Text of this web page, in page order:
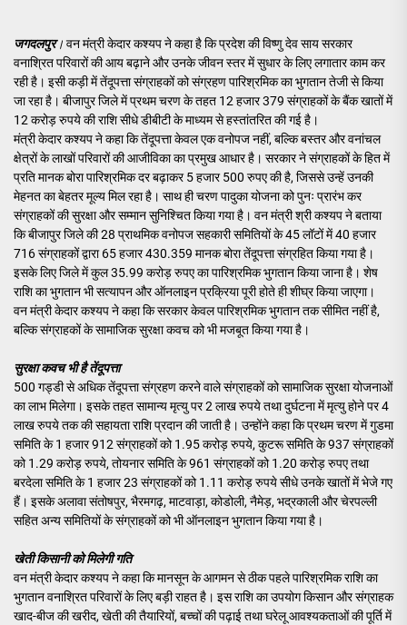
जगदलपुर। वन मंत्री केदार कश्यप ने कहा है कि प्रदेश की विष्णु देव साय सरकार
वनाश्रित परिवारों की आय बढ़ाने और उनके जीवन स्तर में सुधार के लिए लगातार काम कर
रही है। इसी कड़ी में तेंदूपत्ता संग्राहकों को संग्रहण पारिश्रमिक का भुगतान तेजी से किया
जा रहा है। बीजापुर जिले में प्रथम चरण के तहत 12 हजार 379 संग्राहकों के बैंक खातों में
12 करोड़ रुपये की राशि सीधे डीबीटी के माध्यम से हस्तांतरित की गई है।
मंत्री केदार कश्यप ने कहा कि तेंदूपत्ता केवल एक वनोपज नहीं, बल्कि बस्तर और वनांचल
क्षेत्रों के लाखों परिवारों की आजीविका का प्रमुख आधार है। सरकार ने संग्राहकों के हित में
प्रति मानक बोरा पारिश्रमिक दर बढ़ाकर 5 हजार 500 रुपए की है, जिससे उन्हें उनकी
मेहनत का बेहतर मूल्य मिल रहा है। साथ ही चरण पादुका योजना को पुनः प्रारंभ कर
संग्राहकों की सुरक्षा और सम्मान सुनिश्चित किया गया है। वन मंत्री श्री कश्यप ने बताया
कि बीजापुर जिले की 28 प्राथमिक वनोपज सहकारी समितियों के 45 लॉटों में 40 हजार
716 संग्राहकों द्वारा 65 हजार 430.359 मानक बोरा तेंदूपत्ता संग्रहित किया गया है।
इसके लिए जिले में कुल 35.99 करोड़ रुपए का पारिश्रमिक भुगतान किया जाना है। शेष
राशि का भुगतान भी सत्यापन और ऑनलाइन प्रक्रिया पूरी होते ही शीघ्र किया जाएगा।
वन मंत्री केदार कश्यप ने कहा कि सरकार केवल पारिश्रमिक भुगतान तक सीमित नहीं है,
बल्कि संग्राहकों के सामाजिक सुरक्षा कवच को भी मजबूत किया गया है।
सुरक्षा कवच भी है तेंदूपत्ता
500 गड्डी से अधिक तेंदूपत्ता संग्रहण करने वाले संग्राहकों को सामाजिक सुरक्षा योजनाओं
का लाभ मिलेगा। इसके तहत सामान्य मृत्यु पर 2 लाख रुपये तथा दुर्घटना में मृत्यु होने पर 4
लाख रुपये तक की सहायता राशि प्रदान की जाती है। उन्होंने कहा कि प्रथम चरण में गुडमा
समिति के 1 हजार 912 संग्राहकों को 1.95 करोड़ रुपये, कुटरू समिति के 937 संग्राहकों
को 1.29 करोड़ रुपये, तोयनार समिति के 961 संग्राहकों को 1.20 करोड़ रुपए तथा
बरदेला समिति के 1 हजार 23 संग्राहकों को 1.11 करोड़ रुपये सीधे उनके खातों में भेजे गए
हैं। इसके अलावा संतोषपुर, भैरमगढ़, माटवाड़ा, कोडोली, नैमेड़, भद्रकाली और चेरपल्ली
सहित अन्य समितियों के संग्राहकों को भी ऑनलाइन भुगतान किया गया है।
खेती किसानी को मिलेगी गति
वन मंत्री केदार कश्यप ने कहा कि मानसून के आगमन से ठीक पहले पारिश्रमिक राशि का
भुगतान वनाश्रित परिवारों के लिए बड़ी राहत है। इस राशि का उपयोग किसान और संग्राहक
खाद-बीज की खरीद, खेती की तैयारियों, बच्चों की पढ़ाई तथा घरेलू आवश्यकताओं की पूर्ति में